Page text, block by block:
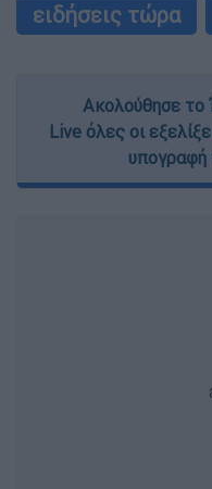
ειδήσεις τώρα
Ακολούθησε το
Live όλες οι
υπογραφή